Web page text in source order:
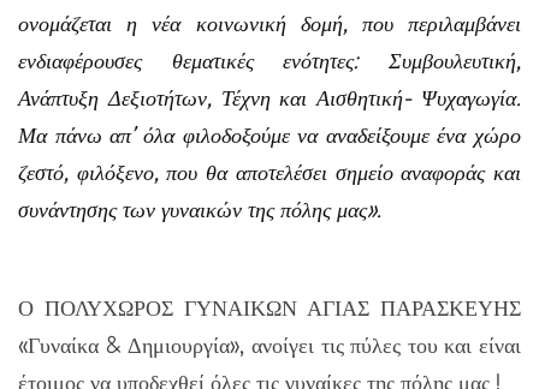
ονομάζεται η νέα κοινωνική δομή, που περιλαμβάνει
ενδιαφέρουσες θεματικές ενότητες: Συμβουλευτική,
Ανάπτυξη Δεξιοτήτων, Τέχνη και Αισθητική- Ψυχαγωγία.
Μα πάνω απ’ όλα φιλοδοξούμε να αναδείξουμε ένα χώρο
ζεστό, φιλόξενο, που θα αποτελέσει σημείο αναφοράς και
συνάντησης των γυναικών της πόλης μας».
Ο ΠΟΛΥΧΩΡΟΣ ΓΥΝΑΙΚΩΝ ΑΓΙΑΣ ΠΑΡΑΣΚΕΥΗΣ
«Γυναίκα & Δημιουργία», ανοίγει τις πύλες του και είναι
έτοιμος να υποδεχθεί όλες τις γυναίκες της πόλης μας !